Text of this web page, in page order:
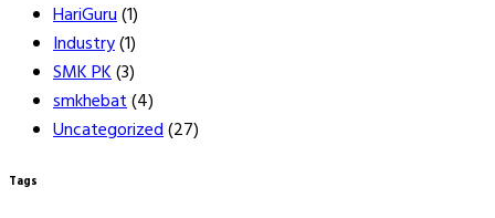
HariGuru(1)
Industry(1)
SMK PK(3)
smkhebat(4)
Uncategorized(27)
Tags